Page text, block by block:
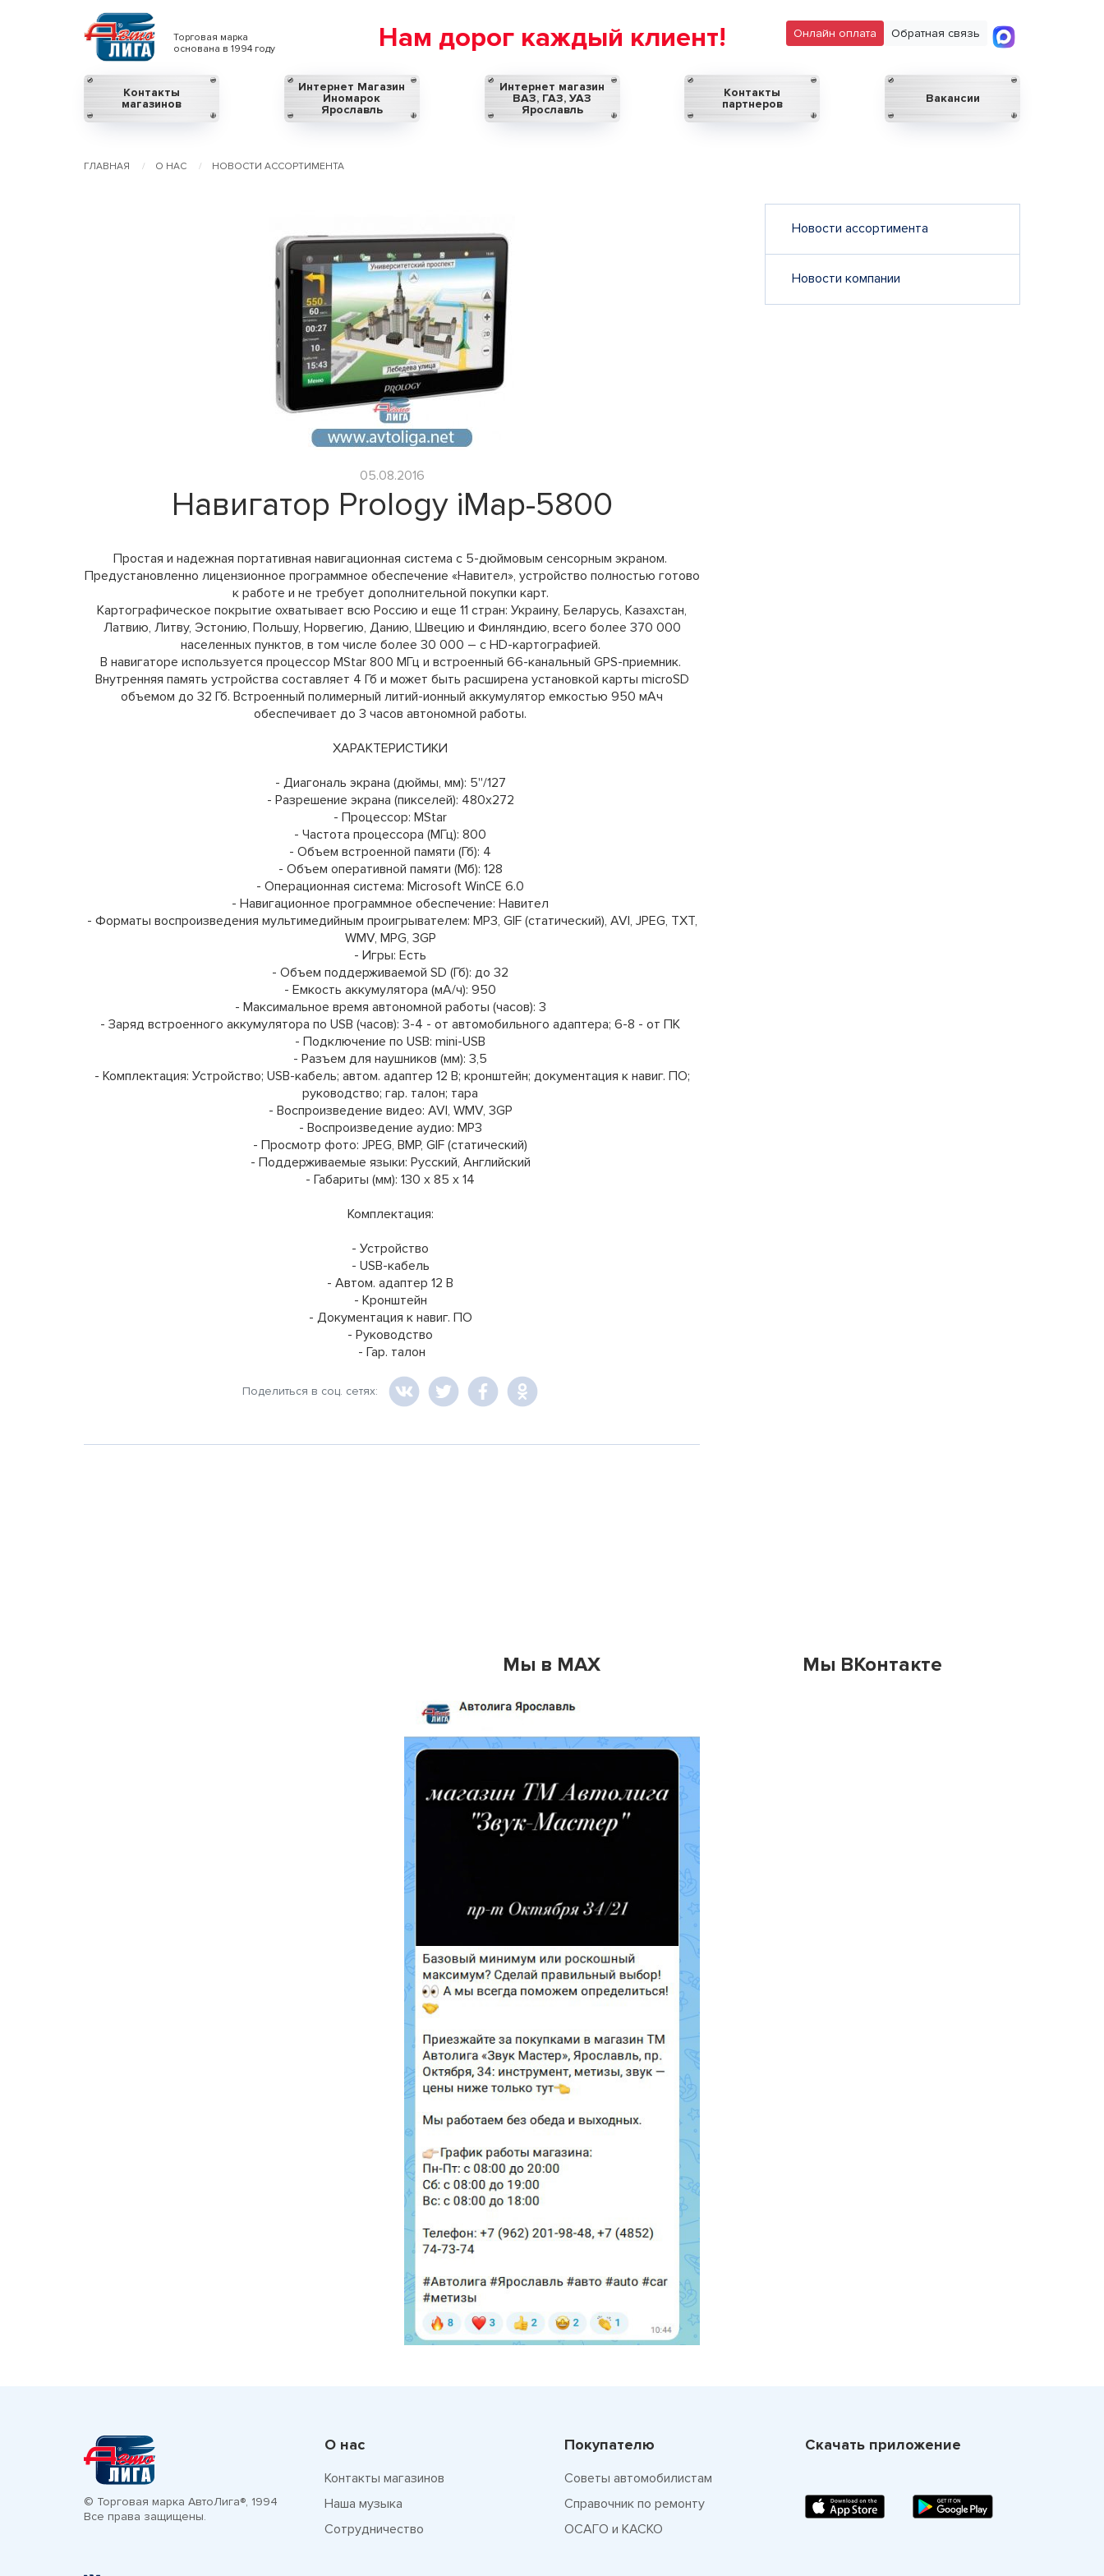
Торговая марка
основана в 1994 году
Нам дорог каждый клиент! Обратная связь
Онлайн оплата
Контакты
магазинов
Интернет Магазин
Иномарок
Ярославль
Интернет магазин
ВАЗ, ГАЗ, УАЗ
Ярославль
Контакты
партнеров
Вакансии
ГЛАВНАЯ О НАС НОВОСТИ АССОРТИМЕНТА
Новости ассортимента
Новости компании
05.08.2016
Навигатор Prology iMap-5800
Простая и надежная портативная навигационная система с 5-дюймовым сенсорным экраном.
Предустановленно лицензионное программное обеспечение «Навител», устройство полностью готово
к работе и не требует дополнительной покупки карт.
Картографическое покрытие охватывает всю Россию и еще 11 стран: Украину, Беларусь, Казахстан,
Латвию, Литву, Эстонию, Польшу, Норвегию, Данию, Швецию и Финляндию, всего более 370 000
населенных пунктов, в том числе более 30 000 – с HD-картографией.
В навигаторе используется процессор MStar 800 МГц и встроенный 66-канальный GPS-приемник.
Внутренняя память устройства составляет 4 Гб и может быть расширена установкой карты microSD
объемом до 32 Гб. Встроенный полимерный литий-ионный аккумулятор емкостью 950 мАч
обеспечивает до 3 часов автономной работы.
ХАРАКТЕРИСТИКИ
- Диагональ экрана (дюймы, мм): 5''/127
- Разрешение экрана (пикселей): 480х272
- Процессор: MStar
- Частота процессора (МГц): 800
- Объем встроенной памяти (Гб): 4
- Объем оперативной памяти (Мб): 128
- Операционная система: Microsoft WinCE 6.0
- Навигационное программное обеспечение: Навител
- Форматы воспроизведения мультимедийным проигрывателем: MP3, GIF (статический), AVI, JPEG, TXT,
WMV, MPG, 3GP
- Игры: Есть
- Объем поддерживаемой SD (Гб): до 32
- Емкость аккумулятора (мА/ч): 950
- Максимальное время автономной работы (часов): 3
- Заряд встроенного аккумулятора по USB (часов): 3-4 - от автомобильного адаптера; 6-8 - от ПК
- Подключение по USB: mini-USB
- Разъем для наушников (мм): 3,5
- Комплектация: Устройство; USB-кабель; автом. адаптер 12 В; кронштейн; документация к навиг. ПО;
руководство; гар. талон; тара
- Воспроизведение видео: AVI, WMV, 3GP
- Воспроизведение аудио: MP3
- Просмотр фото: JPEG, BMP, GIF (статический)
- Поддерживаемые языки: Русский, Английский
- Габариты (мм): 130 x 85 x 14
Комплектация:
- Устройство
- USB-кабель
- Автом. адаптер 12 В
- Кронштейн
- Документация к навиг. ПО
- Руководство
- Гар. талон
Поделиться в соц. сетях:
Мы в MAX Мы ВКонтакте
© Торговая марка АвтоЛига®, 1994
Все права защищены.
О нас
Контакты магазинов
Наша музыка
Сотрудничество
Покупателю
Советы автомобилистам
Справочник по ремонту
ОСАГО и КАСКО
Скачать приложение